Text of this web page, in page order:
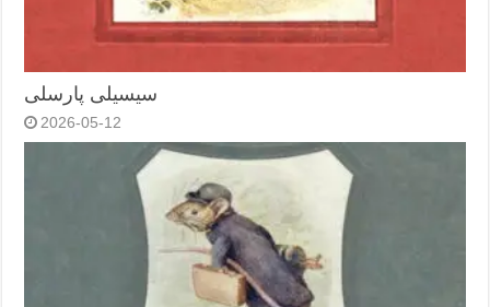
سیسیلی پارسلی
2026-05-12